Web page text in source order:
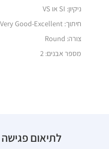
ניקיון: SI או VS
חיתוך: Very Good-Excellent
צורה: Round
מספר אבנים: 2
לתיאום